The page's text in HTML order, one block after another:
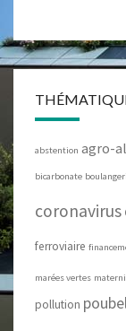
abstention agro-
bicarbonate
coronavirus
ferroviaire
marées vertes
pollution